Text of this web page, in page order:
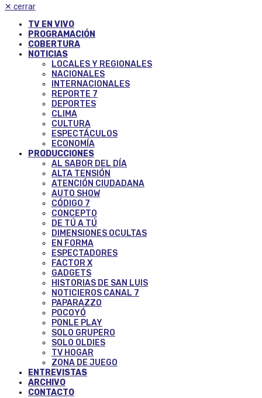
✕ cerrar
TV EN VIVO
PROGRAMACIÓN
COBERTURA
NOTICIAS
LOCALES Y REGIONALES
NACIONALES
INTERNACIONALES
REPORTE 7
DEPORTES
CLIMA
CULTURA
ESPECTÁCULOS
ECONOMÍA
PRODUCCIONES
AL SABOR DEL DÍA
ALTA TENSIÓN
ATENCIÓN CIUDADANA
AUTO SHOW
CÓDIGO 7
CONCEPTO
DE TÚ A TÚ
DIMENSIONES OCULTAS
EN FORMA
ESPECTADORES
FACTOR X
GADGETS
HISTORIAS DE SAN LUIS
NOTICIEROS CANAL 7
PAPARAZZO
POCOYÓ
PONLE PLAY
SOLO GRUPERO
SOLO OLDIES
TV HOGAR
ZONA DE JUEGO
ENTREVISTAS
ARCHIVO
CONTACTO